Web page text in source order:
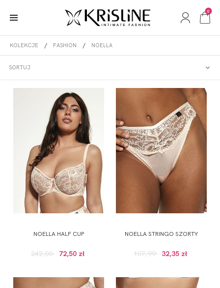
0
KOLEKCJE FASHION NOELLA
SORTUJ
NOELLA
NOELLA HALF CUP
242,00 72,50 zł
NOELLA STRINGO SZORTY
107,99 32,35 zł